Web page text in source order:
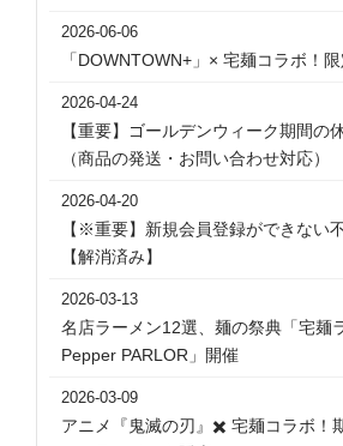
2026-06-06
「DOWNTOWN+」× 宅麺コラボ！
2026-04-24
【重要】ゴールデンウィーク期間の
（商品の発送・お問い合わせ対応）
2026-04-20
【※重要】新規会員登録ができない
【解消済み】
2026-03-13
名店ラーメン12選、麺の祭典「宅麺
Pepper PARLOR」開催
2026-03-09
アニメ『鬼滅の刃』✖️ 宅麺コラボ！